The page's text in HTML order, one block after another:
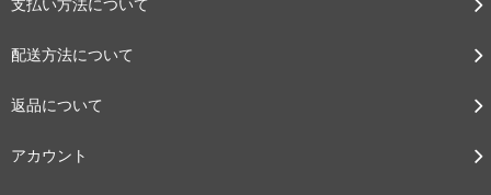
支払い方法について
配送方法について
返品について
アカウント